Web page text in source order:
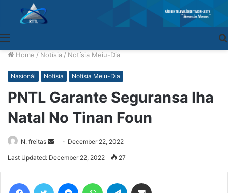
Home / Notísia / Notísia Meiu-Dia
Nasionál Notísia Notísia Meiu-Dia
PNTL Garante Seguransa Iha
Natal No Tinan Foun
N. freitas
SendDecember 22, 2022
Last Updated: December 22, 2022 27